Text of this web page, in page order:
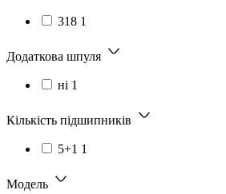
318 1
Додаткова шпуля
ні 1
Кількість підшипників
5+1 1
Модель